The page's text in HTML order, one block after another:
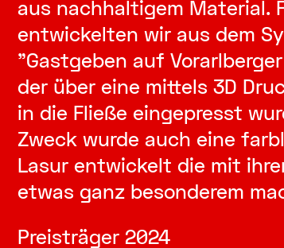
aus nachhaltigem Material.
entwickelten wir aus dem
"Gastgeben auf
der über eine mittels 3D
in die Fließe eingepresst
Zweck wurde auch eine
Lasur entwickelt die mit
etwas ganz besonderem
Preisträger 2024